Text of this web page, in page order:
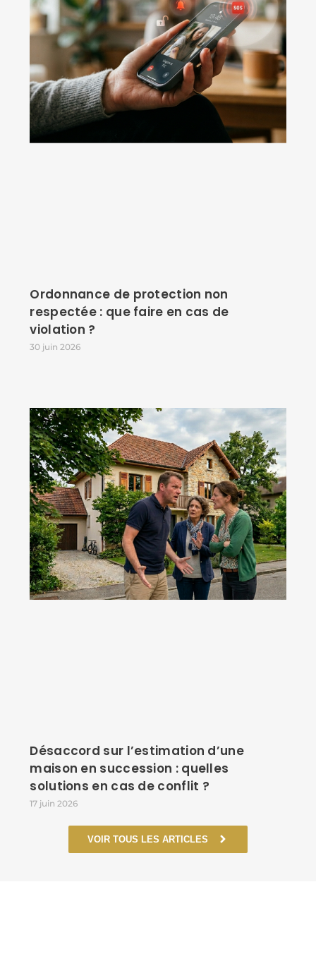
Ordonnance de protection non
respectée : que faire en cas de
violation ?
30 juin 2026
Désaccord sur l’estimation d’une
maison en succession : quelles
solutions en cas de conflit ?
17 juin 2026
VOIR TOUS LES ARTICLES